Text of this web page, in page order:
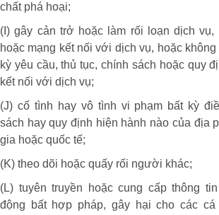
chất phá hoại;
(I) gây cản trở hoặc làm rối loạn dịch vụ,
hoặc mạng kết nối với dịch vụ, hoặc không
kỳ yêu cầu, thủ tục, chính sách hoặc quy
kết nối với dịch vụ;
(J) cố tình hay vô tình vi phạm bất kỳ
sách hay quy định hiện hành nào của địa
gia hoặc quốc tế;
(K) theo dõi hoặc quấy rối người khác;
(L) tuyên truyền hoặc cung cấp thông
động bất hợp pháp, gây hại cho các